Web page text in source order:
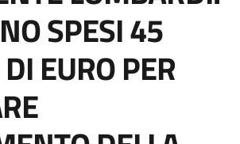
SPESI 45
EURO PER